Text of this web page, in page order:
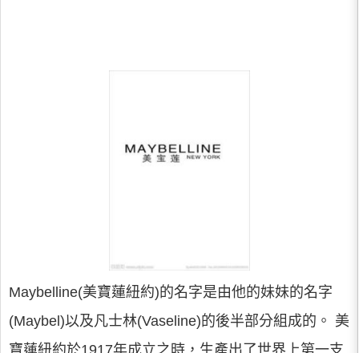
Maybelline(美寶蓮紐約)的名字是由他的妹妹的名字
(Maybel)以及凡士林(Vaseline)的後半部分組成的。 美
寶蓮紐約於1917年成立之時，生產出了世界上第一支